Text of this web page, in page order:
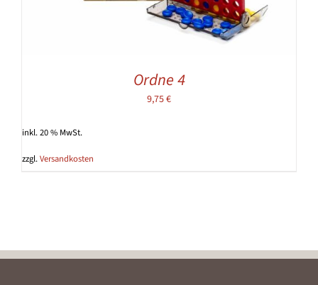
Ordne 4
9,75€
inkl. 20 % MwSt.
zzgl.Versandkosten